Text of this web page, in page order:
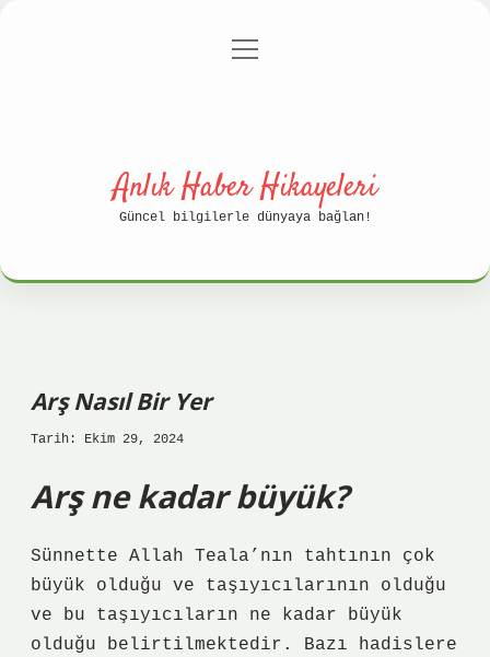
Gizlilik Politikası
menüyü
Anlık Haber Hikayeleri
Güncel bilgilerle dünyaya bağlan!
Arş Nasıl Bir Yer
Tarih: Ekim 29, 2024
Arş ne kadar büyük?
Sünnette Allah Teala’nın tahtının çok
büyük olduğu ve taşıyıcılarının olduğu
ve bu taşıyıcıların ne kadar büyük
olduğu belirtilmektedir. Bazı hadislere